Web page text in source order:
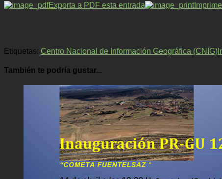
Exporta a PDF esta entrada
Etiquetas: Centro Nacional de Información Geográfica (CNIG)
También te podría gustar...